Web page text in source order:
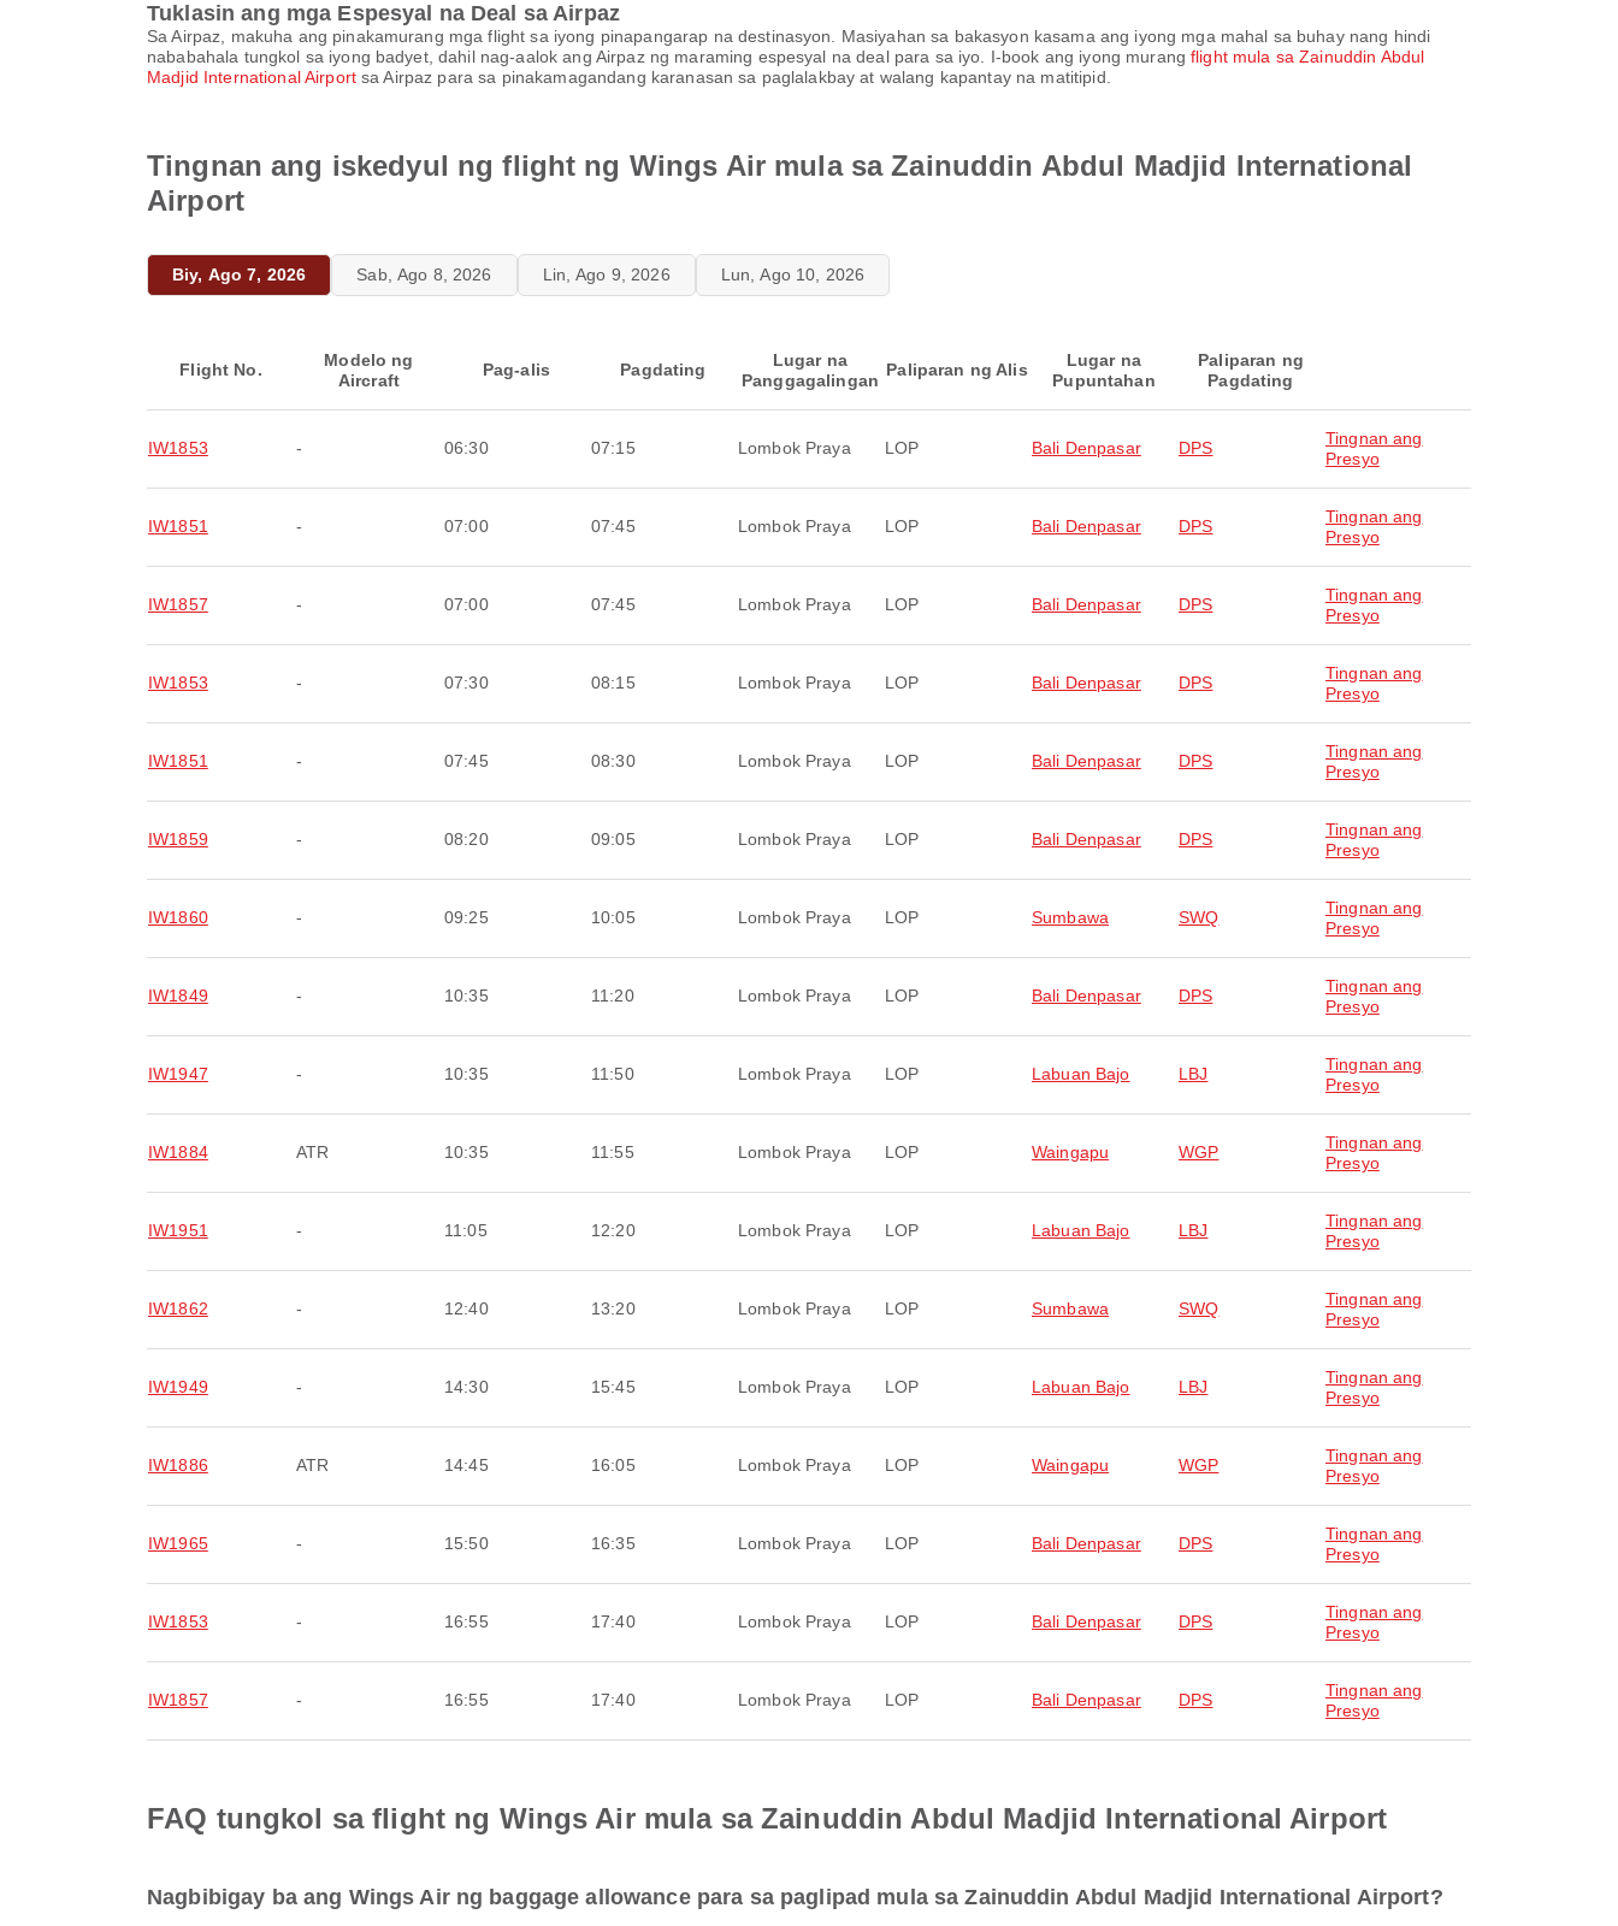
Tuklasin ang mga Espesyal na Deal sa Airpaz
Sa Airpaz, makuha ang pinakamurang mga flight sa iyong pinapangarap na destinasyon. Masiyahan sa bakasyon kasama ang iyong mga mahal sa buhay nang hindi
nababahala tungkol sa iyong badyet, dahil nag-aalok ang Airpaz ng maraming espesyal na deal para sa iyo. I-book ang iyong murangflight mula sa Zainuddin Abdul
Madjid International Airportsa Airpaz para sa pinakamagandang karanasan sa paglalakbay at walang kapantay na matitipid.
Tingnan ang iskedyul ng flight ng Wings Air mula sa Zainuddin Abdul Madjid International
Airport
Biy, Ago 7, 2026 Sab, Ago 8, 2026 Lin, Ago 9, 2026 Lun, Ago 10, 2026
Flight No.
Modelo ng
Aircraft
Pag-alis Pagdating
Lugar na
Panggagalingan
Paliparan ng Alis
Lugar na
Pupuntahan
Paliparan ng
Pagdating
IW1853 - 06:30 07:15 Lombok Praya LOP Bali Denpasar DPS
Tingnan ang
Presyo
IW1851 - 07:00 07:45 Lombok Praya LOP Bali Denpasar DPS
Tingnan ang
Presyo
IW1857 - 07:00 07:45 Lombok Praya LOP Bali Denpasar DPS
Tingnan ang
Presyo
IW1853 - 07:30 08:15 Lombok Praya LOP Bali Denpasar DPS
Tingnan ang
Presyo
IW1851 - 07:45 08:30 Lombok Praya LOP Bali Denpasar DPS
Tingnan ang
Presyo
IW1859 - 08:20 09:05 Lombok Praya LOP Bali Denpasar DPS
Tingnan ang
Presyo
IW1860 - 09:25 10:05 Lombok Praya LOP Sumbawa SWQ
Tingnan ang
Presyo
IW1849 - 10:35 11:20 Lombok Praya LOP Bali Denpasar DPS
Tingnan ang
Presyo
IW1947 - 10:35 11:50 Lombok Praya LOP Labuan Bajo LBJ
Tingnan ang
Presyo
IW1884 ATR 10:35 11:55 Lombok Praya LOP Waingapu WGP
Tingnan ang
Presyo
IW1951 - 11:05 12:20 Lombok Praya LOP Labuan Bajo LBJ
Tingnan ang
Presyo
IW1862 - 12:40 13:20 Lombok Praya LOP Sumbawa SWQ
Tingnan ang
Presyo
IW1949 - 14:30 15:45 Lombok Praya LOP Labuan Bajo LBJ
Tingnan ang
Presyo
IW1886 ATR 14:45 16:05 Lombok Praya LOP Waingapu WGP
Tingnan ang
Presyo
IW1965 - 15:50 16:35 Lombok Praya LOP Bali Denpasar DPS
Tingnan ang
Presyo
IW1853 - 16:55 17:40 Lombok Praya LOP Bali Denpasar DPS
Tingnan ang
Presyo
IW1857 - 16:55 17:40 Lombok Praya LOP Bali Denpasar DPS
Tingnan ang
Presyo
FAQ tungkol sa flight ng Wings Air mula sa Zainuddin Abdul Madjid International Airport
Nagbibigay ba ang Wings Air ng baggage allowance para sa paglipad mula sa Zainuddin Abdul Madjid International Airport?